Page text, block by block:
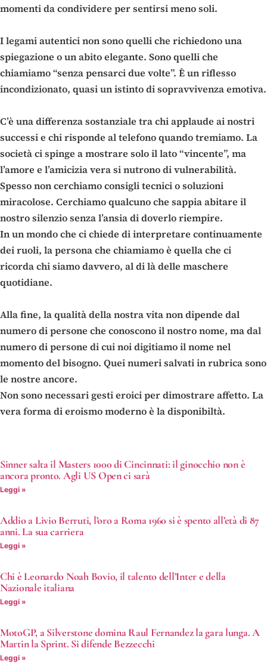
momenti da condividere per sentirsi meno soli.
I legami autentici non sono quelli che richiedono una
spiegazione o un abito elegante. Sono quelli che
chiamiamo “senza pensarci due volte”. È un riflesso
incondizionato, quasi un istinto di sopravvivenza emotiva.
C’è una differenza sostanziale tra chi applaude ai nostri
successi e chi risponde al telefono quando tremiamo. La
società ci spinge a mostrare solo il lato “vincente”, ma
l’amore e l’amicizia vera si nutrono di vulnerabilità.
Spesso non cerchiamo consigli tecnici o soluzioni
miracolose. Cerchiamo qualcuno che sappia abitare il
nostro silenzio senza l’ansia di doverlo riempire.
In un mondo che ci chiede di interpretare continuamente
dei ruoli, la persona che chiamiamo è quella che ci
ricorda chi siamo davvero, al di là delle maschere
quotidiane.
Alla fine, la qualità della nostra vita non dipende dal
numero di persone che conoscono il nostro nome, ma dal
numero di persone di cui noi digitiamo il nome nel
momento del bisogno. Quei numeri salvati in rubrica sono
le nostre ancore.
Non sono necessari gesti eroici per dimostrare affetto. La
vera forma di eroismo moderno è la disponibiltà.
Sinner salta il Masters 1000 di Cincinnati: il ginocchio non è
ancora pronto. Agli US Open ci sarà
Leggi »
Addio a Livio Berruti, l’oro a Roma 1960 si è spento all’età di 87
anni. La sua carriera
Leggi »
Chi è Leonardo Noah Bovio, il talento dell’Inter e della
Nazionale italiana
Leggi »
MotoGP, a Silverstone domina Raul Fernandez la gara lunga. A
Martin la Sprint. Si difende Bezzecchi
Leggi »